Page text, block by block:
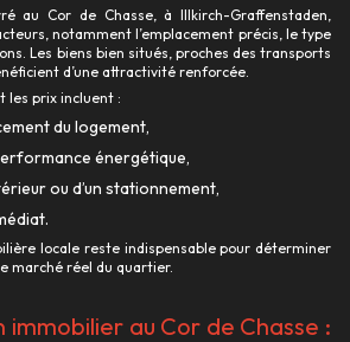
au Cor de Chasse, à Illkirch-Graffenstaden,
notamment l’emplacement précis, le type
Les biens bien situés, proches des transports
d’une attractivité renforcée.
les prix incluent :
du logement,
énergétique,
ou d’un stationnement,
locale reste indispensable pour déterminer
marché réel du quartier.
immobilier au Cor de Chasse :